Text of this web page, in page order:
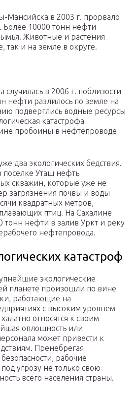
Мансийска в 2003 г. прорвало
Более 10000 тонн нефти
Животные и растения
так и на земле в округе.
случилась в 2006 г. поблизости
нефти разлилось по земле на
подверглись водные ресурсы
катастрофа
пробоины в нефтепроводе
два экологических бедствия.
поселке Уташ нефть
скважин, которые уже не
загрязнения почвы и воды
квадратных метров,
птиц. На Сахалине
тонн нефти в залив Уркт и реку
нефтепровода.
катастроф
экологические
планете произошли по вине
работающие на
с высоким уровнем
относятся к своим
оплошность или
может привести к
Пренебрегая
рабочие
угрозу не только свою
всего населения страны.